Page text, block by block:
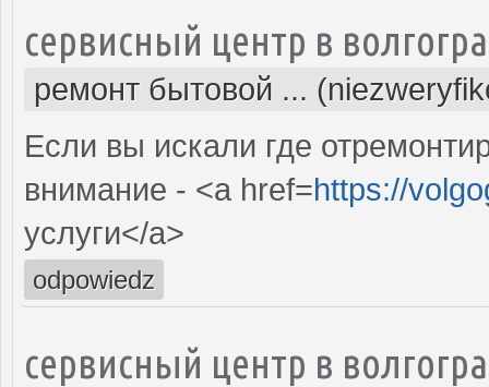
сервисный центр в
ремонт бытовой ...
Если вы искали где
внимание - <a href=https://
услуги</a>
odpowiedz
сервисный центр в